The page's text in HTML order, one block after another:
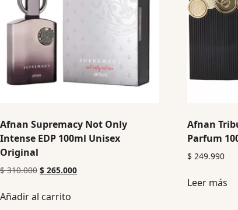
Afnan Supremacy Not Only
Intense EDP 100ml Unisex
Original
$310.000 $ 265.000
Añadir al carrito
Afnan
Parfum
$ 249.990
Leer más